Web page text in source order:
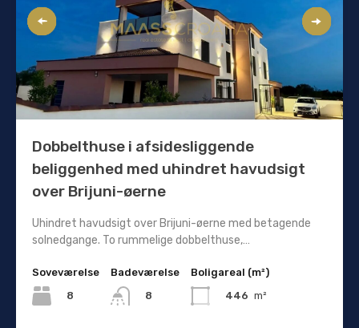
Dobbelthuse i afsidesliggende
beliggenhed med uhindret havudsigt
over Brijuni-øerne
Uhindret havudsigt over Brijuni-øerne med betagende
solnedgange. To rummelige dobbelthuse,…
Soveværelse
8
Badeværelse
8
Boligareal (m²)
446 m²